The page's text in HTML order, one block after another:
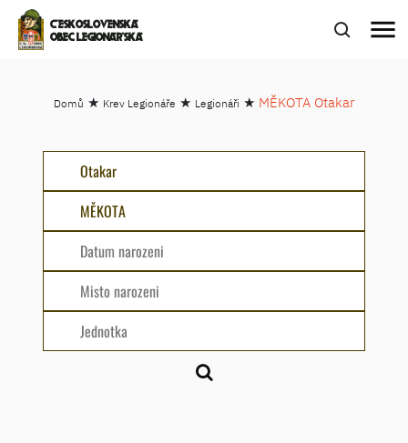
ČESKOSLOVENSKÁ
OBEC LEGIONÁŘSKÁ
menu
Domů ★ Krev Legionáře ★ Legionáři ★ MĚKOTA Otakar